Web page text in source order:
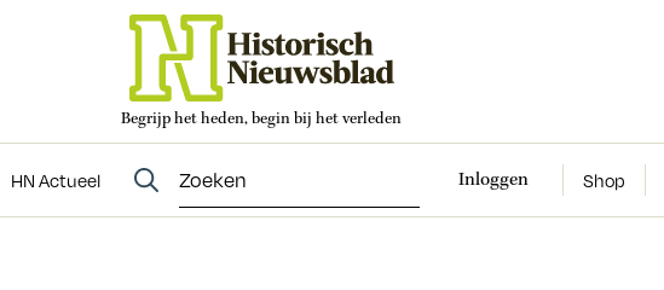
Begrijp het heden, begin bij het verleden
HN Actueel Inloggen Shop
Evenementen